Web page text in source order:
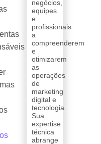
negócios,
equipes
e
profissionais
a
compreenderem
e
otimizarem
as
operações
de
marketing
digital e
tecnologia.
Sua
expertise
técnica
abrange